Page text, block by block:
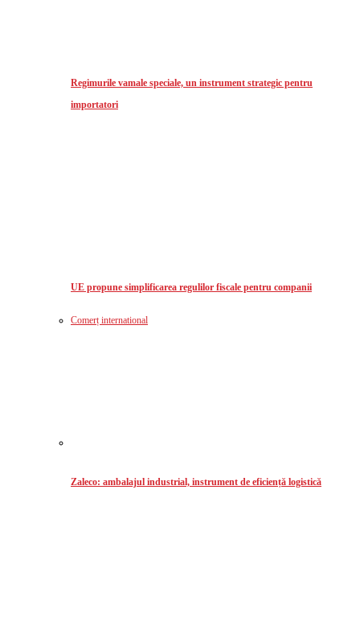
Regimurile vamale speciale, un instrument strategic pentru
importatori
UE propune simplificarea regulilor fiscale pentru companii
Comerț international
Zaleco: ambalajul industrial, instrument de eficiență logistică